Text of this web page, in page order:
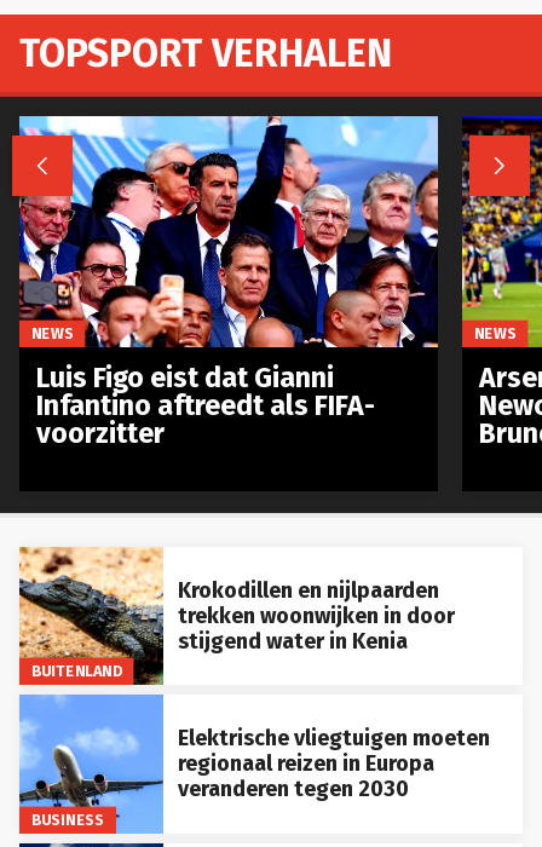
BUITENLAND
Krokodillen en nijlpaarden
trekken woonwijken in door
stijgend water in Kenia
BUSINESS
Elektrische vliegtuigen moeten
regionaal reizen in Europa
veranderen tegen 2030
TOPSPORT VERHALEN
 
NEWS
Luis Figo eist dat Gianni
Infantino aftreedt als FIFA-
voorzitter
NEWS